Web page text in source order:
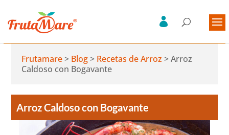
Frutamare> Blog> Recetas de Arroz >Arroz
Caldoso con Bogavante
Arroz Caldoso con Bogavante